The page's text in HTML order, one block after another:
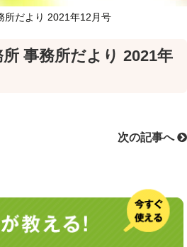
所だより 2021年12月号
事務所だより 2021年
次の記事へ